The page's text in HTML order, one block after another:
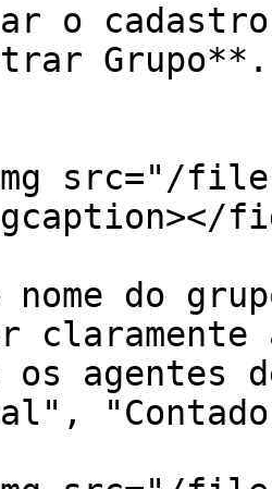
o
src="/
nome do
os agentes